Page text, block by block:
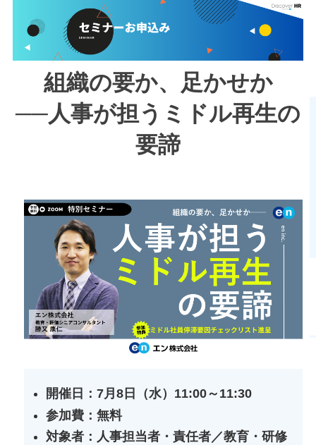
組織の要か、足かせか
──人事が担うミドル再生の
要諦
開催日：7月8日（水）11:00～11:30
参加費：無料
対象者：人事担当者・責任者／教育・研修